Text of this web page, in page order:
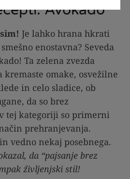
Avokado
Je lahko hrana hkrati
enostavna? Seveda
Ta zelena zvezda
omake, osvežilne
in celo sladice, ob
da so brez
tej kategoriji so primerni
prehranjevanja.
vedno nekaj posebnega.
da “pajsanje brez
življenjski stil!